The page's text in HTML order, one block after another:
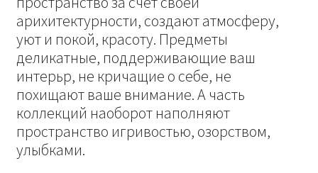
арихитектурности, создают атмосферу,
уют и покой, красоту. Предметы
деликатные, поддерживающие ваш
интерьр, не кричащие о себе, не
похищают ваше внимание. А часть
коллекций наоборот наполняют
пространство игривостью, озорством,
улыбками.